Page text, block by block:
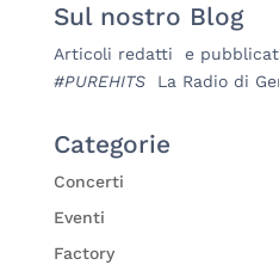
Sul nostro Blog
Articoli redatti e pubblicati
#PUREHITS La Radio di
Categorie
Concerti
Eventi
Factory